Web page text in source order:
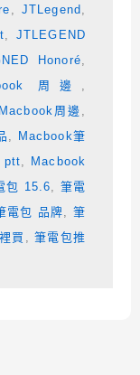
, JTLegend ,
,JTLEGEND
Honoré,
周邊 ,
Macbook周邊 ,
,
Macbook筆
ptt,
Macbook
包 15.6, 筆電
電包 品牌, 筆
買 , 筆電包推